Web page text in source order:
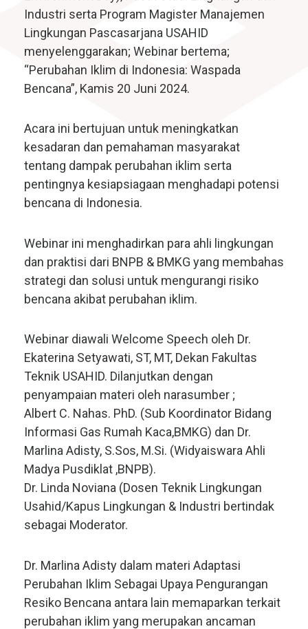
Industri serta Program Magister Manajemen
Lingkungan Pascasarjana USAHID
menyelenggarakan; Webinar bertema;
“Perubahan Iklim di Indonesia: Waspada
Bencana”, Kamis 20 Juni 2024.
Acara ini bertujuan untuk meningkatkan
kesadaran dan pemahaman masyarakat
tentang dampak perubahan iklim serta
pentingnya kesiapsiagaan menghadapi potensi
bencana di Indonesia.
Webinar ini menghadirkan para ahli lingkungan
dan praktisi dari BNPB & BMKG yang membahas
strategi dan solusi untuk mengurangi risiko
bencana akibat perubahan iklim.
Webinar diawali Welcome Speech oleh Dr.
Ekaterina Setyawati, ST, MT, Dekan Fakultas
Teknik USAHID. Dilanjutkan dengan
penyampaian materi oleh narasumber ;
Albert C. Nahas. PhD. (Sub Koordinator Bidang
Informasi Gas Rumah Kaca,BMKG) dan Dr.
Marlina Adisty, S.Sos, M.Si. (Widyaiswara Ahli
Madya Pusdiklat ,BNPB).
Dr. Linda Noviana (Dosen Teknik Lingkungan
Usahid/Kapus Lingkungan & Industri bertindak
sebagai Moderator.
Dr. Marlina Adisty dalam materi Adaptasi
Perubahan Iklim Sebagai Upaya Pengurangan
Resiko Bencana antara lain memaparkan terkait
perubahan iklim yang merupakan ancaman